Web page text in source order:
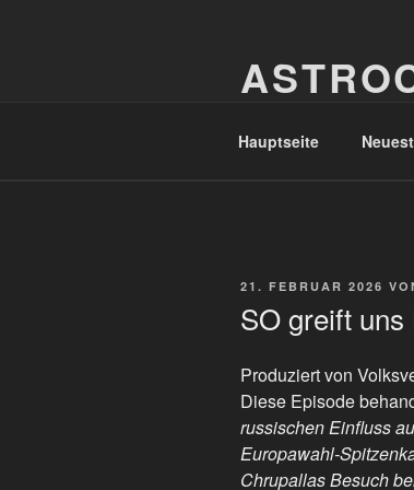
Hauptseite
VERÖFFENTLICHT
21. FEBRUAR 2026
SO greift uns
Produziert von
Diese Episode
russischen Einfluss
Europawahl-
Chrupallas Besuch